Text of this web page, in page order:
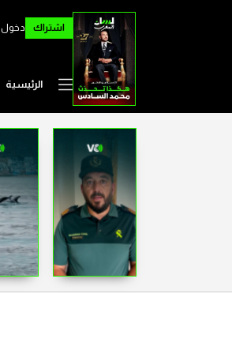
اشتراك دخول
الرئيسية